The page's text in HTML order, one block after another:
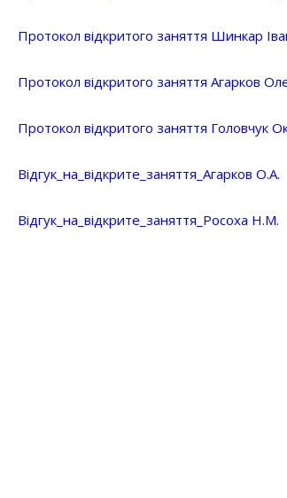
Протокол відкритого заняття Шинкар
Протокол відкритого заняття Агарков
Протокол відкритого заняття Головчук
Відгук_на_відкрите_заняття_Агарков О.А.
Відгук_на_відкрите_заняття_Росоха Н.М.